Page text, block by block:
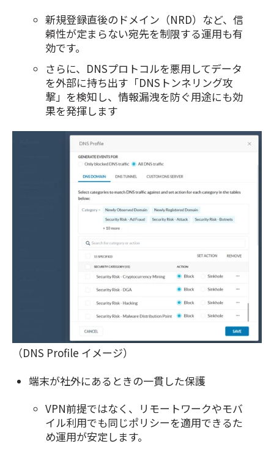
新規登録直後のドメイン（NRD）など、信
頼性が定まらない宛先を制限する運用も有
効です。
さらに、DNSプロトコルを悪用してデータ
を外部に持ち出す「DNSトンネリング攻
撃」を検知し、情報漏洩を防ぐ用途にも効
果を発揮します
（DNS Profile イメージ）
端末が社外にあるときの一貫した保護
VPN前提ではなく、リモートワークやモバ
イル利用でも同じポリシーを適用できるた
め運用が安定します。